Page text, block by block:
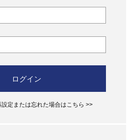
ログイン
定または忘れた場合はこちら >>